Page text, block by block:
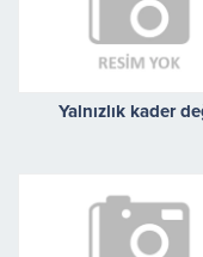
Yalnızlık kader